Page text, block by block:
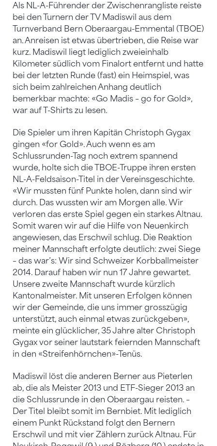
Als NL-A-Führender der Zwischenrangliste reiste
bei den Turnern der TV Madiswil aus dem
Turnverband Bern Oberaargau-Emmental (TBOE)
an. Anreisen ist etwas übertrieben, die Reise war
kurz. Madiswil liegt lediglich zweieinhalb
Kilometer südlich vom Finalort entfernt und hatte
bei der letzten Runde (fast) ein Heimspiel, was
sich beim zahlreichen Anhang deutlich
bemerkbar machte: «Go Madis – go for Gold»,
war auf T-Shirts zu lesen.
Die Spieler um ihren Kapitän Christoph Gygax
gingen «for Gold». Auch wenn es am
Schlussrunden-Tag noch extrem spannend
wurde, holte sich die TBOE-Truppe ihren ersten
NL-A-Feldsaison-Titel in der Vereinsgeschichte.
«Wir mussten fünf Punkte holen, dann sind wir
durch. Das wussten wir am Morgen alle. Wir
verloren das erste Spiel gegen ein starkes Altnau.
Somit waren wir auf die Hilfe von Neuenkirch
angewiesen, das Erschwil schlug. Die Reaktion
meiner Mannschaft erfolgte deutlich: zwei Siege
– das war’s: Wir sind Schweizer Korbballmeister
2014. Darauf haben wir nun 17 Jahre gewartet.
Unsere zweite Mannschaft wurde kürzlich
Kantonalmeister. Mit unseren Erfolgen können
wir der Gemeinde, die uns immer grosszügig
unterstützt, auch einmal etwas zurückgeben»,
meinte ein glücklicher, 35 Jahre alter Christoph
Gygax vor seiner lautstark feiernden Mannschaft
in den «Streifenhörnchen»-Tenüs.
Madiswil löst die anderen Berner aus Pieterlen
ab, die als Meister 2013 und ETF-Sieger 2013 an
die Schlussrunde in den Oberaargau reisten. –
Der Titel bleibt somit im Bernbiet. Mit lediglich
einem Punkt Rückstand folgt den Bernern
Erschwil und mit vier Zählern zurück Altnau. Für